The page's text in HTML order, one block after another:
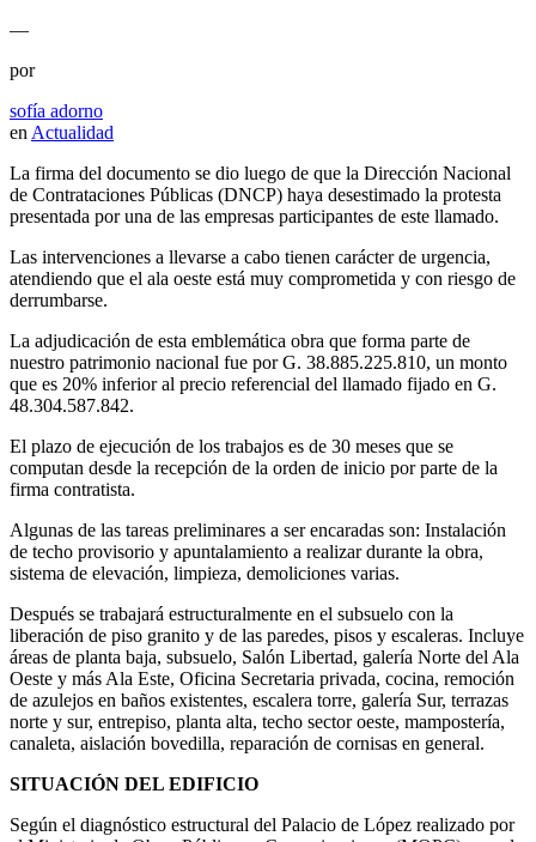
—
por
sofía adorno
en Actualidad
La firma del documento se dio luego de que la Dirección Nacional
de Contrataciones Públicas (DNCP) haya desestimado la protesta
presentada por una de las empresas participantes de este llamado.
Las intervenciones a llevarse a cabo tienen carácter de urgencia,
atendiendo que el ala oeste está muy comprometida y con riesgo de
derrumbarse.
La adjudicación de esta emblemática obra que forma parte de
nuestro patrimonio nacional fue por G. 38.885.225.810, un monto
que es 20% inferior al precio referencial del llamado fijado en G.
48.304.587.842.
El plazo de ejecución de los trabajos es de 30 meses que se
computan desde la recepción de la orden de inicio por parte de la
firma contratista.
Algunas de las tareas preliminares a ser encaradas son: Instalación
de techo provisorio y apuntalamiento a realizar durante la obra,
sistema de elevación, limpieza, demoliciones varias.
Después se trabajará estructuralmente en el subsuelo con la
liberación de piso granito y de las paredes, pisos y escaleras. Incluye
áreas de planta baja, subsuelo, Salón Libertad, galería Norte del Ala
Oeste y más Ala Este, Oficina Secretaria privada, cocina, remoción
de azulejos en baños existentes, escalera torre, galería Sur, terrazas
norte y sur, entrepiso, planta alta, techo sector oeste, mampostería,
canaleta, aislación bovedilla, reparación de cornisas en general.
SITUACIÓN DEL EDIFICIO
Según el diagnóstico estructural del Palacio de López realizado por